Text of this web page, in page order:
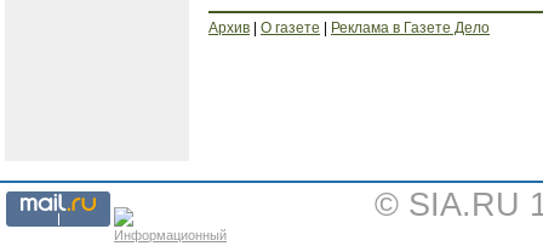
Архив | О газете | Реклама в Газете Дело
© SIA.RU